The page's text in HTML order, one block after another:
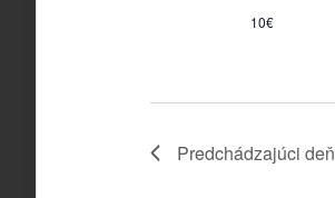
10€
Predchádzajúci deň